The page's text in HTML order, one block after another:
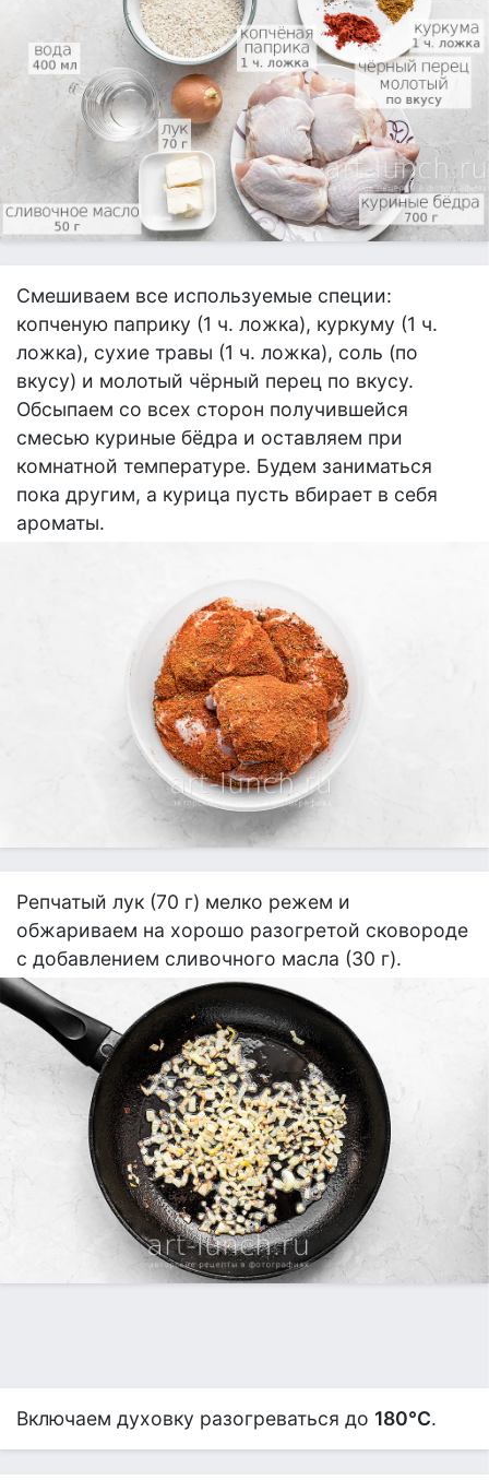
Смешиваем все используемые специи:
копченую паприку (1 ч. ложка), куркуму (1 ч.
ложка), сухие травы (1 ч. ложка), соль (по
вкусу) и молотый чёрный перец по вкусу.
Обсыпаем со всех сторон получившейся
смесью куриные бёдра и оставляем при
комнатной температуре. Будем заниматься
пока другим, а курица пусть вбирает в себя
ароматы.
Репчатый лук (70 г) мелко режем и
обжариваем на хорошо разогретой сковороде
с добавлением сливочного масла (30 г).
Включаем духовку разогреваться до 180°С.